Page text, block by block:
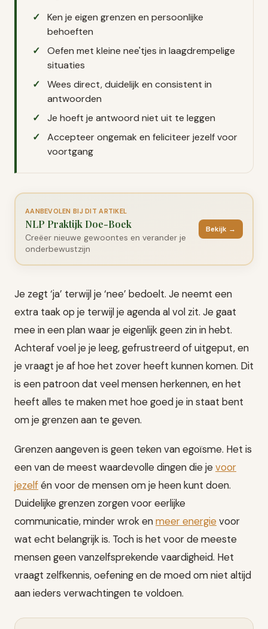
Ken je eigen grenzen en persoonlijke
behoeften
Oefen met kleine nee'tjes in laagdrempelige
situaties
Wees direct, duidelijk en consistent in
antwoorden
Je hoeft je antwoord niet uit te leggen
Accepteer ongemak en feliciteer jezelf voor
voortgang
AANBEVOLEN BIJ DIT ARTIKEL
NLP Praktijk Doe-Boek
Creëer nieuwe gewoontes en verander je
onderbewustzijn
Bekijk →
Je zegt ‘ja’ terwijl je ‘nee’ bedoelt. Je neemt een
extra taak op je terwijl je agenda al vol zit. Je gaat
mee in een plan waar je eigenlijk geen zin in hebt.
Achteraf voel je je leeg, gefrustreerd of uitgeput, en
je vraagt je af hoe het zover heeft kunnen komen. Dit
is een patroon dat veel mensen herkennen, en het
heeft alles te maken met hoe goed je in staat bent
om je grenzen aan te geven.
Grenzen aangeven is geen teken van egoïsme. Het is
een van de meest waardevolle dingen die jevoor
jezelfén voor de mensen om je heen kunt doen.
Duidelijke grenzen zorgen voor eerlijke
communicatie, minder wrok enmeer energie voor
wat echt belangrijk is. Toch is het voor de meeste
mensen geen vanzelfsprekende vaardigheid. Het
vraagt zelfkennis, oefening en de moed om niet altijd
aan ieders verwachtingen te voldoen.